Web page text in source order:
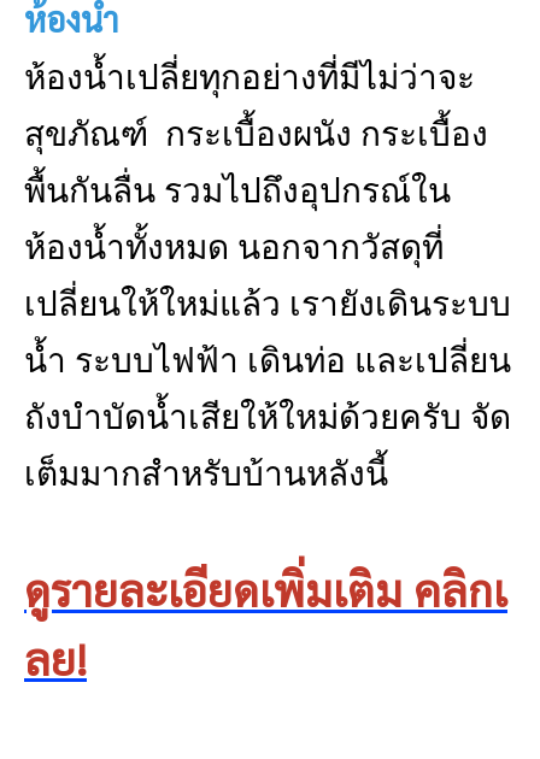
ห้องน้ำ
ห้องน้ำเปลี่ยทุกอย่างที่มีไม่ว่าจะ
สุขภัณฑ์ กระเบื้องผนัง กระเบื้อง
พื้นกันลื่น รวมไปถึงอุปกรณ์ใน
ห้องน้ำทั้งหมด นอกจากวัสดุที่
เปลี่ยนให้ใหม่แล้ว เรายังเดินระบบ
น้ำ ระบบไฟฟ้า เดินท่อ และเปลี่ยน
ถังบำบัดน้ำเสียให้ใหม่ด้วยครับ จัด
เต็มมากสำหรับบ้านหลังนี้
ดูรายละเอียดเพิ่มเติม คลิกเ
ลย!